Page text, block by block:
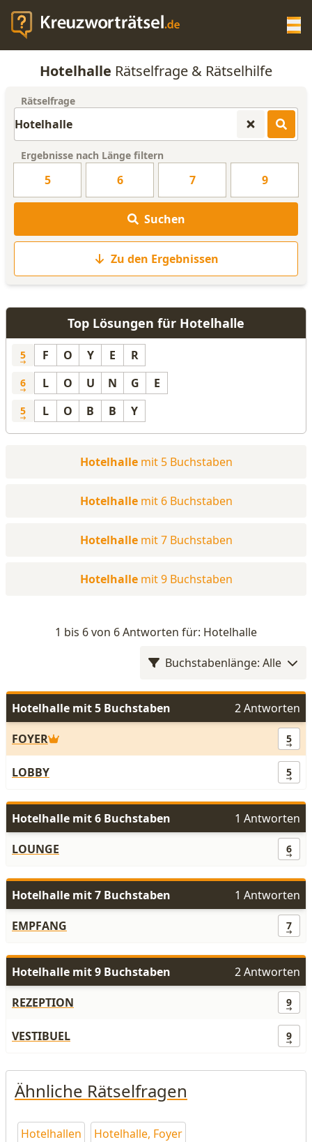
KREUZWORTRÄTSEL-HILFE
WORTLISTE
Hotelhalle Rätselfrage & Rätselhilfe
Rätselfrage
Ergebnisse nach Länge filtern
5 6 7 9
Suchen
Zu den Ergebnissen
Top Lösungen für Hotelhalle
5 F O Y E R
6 L O U N G E
5 L O B B Y
Hotelhalle mit 5 Buchstaben
Hotelhalle mit 6 Buchstaben
Hotelhalle mit 7 Buchstaben
Hotelhalle mit 9 Buchstaben
1 bis 6 von 6 Antworten für: Hotelhalle
Buchstabenlänge: Alle
Hotelhalle mit 5 Buchstaben
2 Antworten
FOYER
5
LOBBY 5
Hotelhalle mit 6 Buchstaben
1 Antworten
LOUNGE
6
Hotelhalle mit 7 Buchstaben
1 Antworten
EMPFANG
7
Hotelhalle mit 9 Buchstaben
2 Antworten
REZEPTION
9
VESTIBUEL 9
Ähnliche Rätselfragen
Hotelhallen Hotelhalle, Foyer